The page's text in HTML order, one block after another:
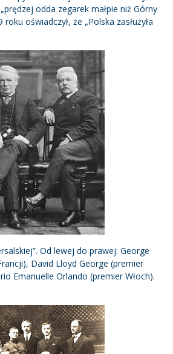
odda zegarek małpie niż Górny
oświadczył, że „Polska zasłużyła
Od lewej do prawej: George
David Lloyd George (premier
Emanuelle Orlando (premier Włoch).